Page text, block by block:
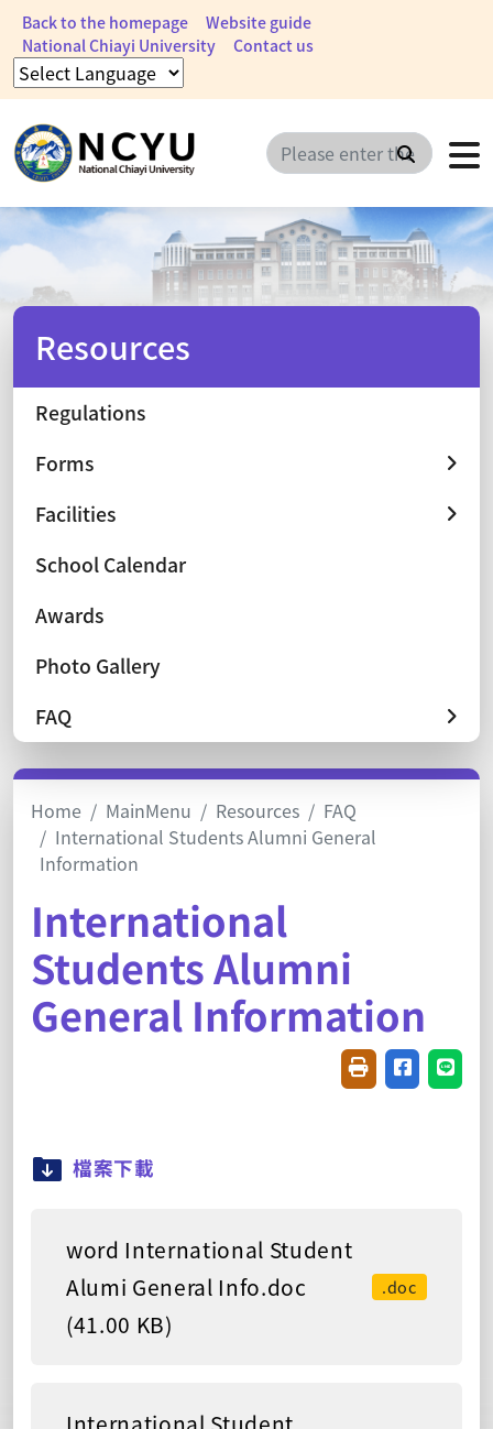
Back to the homepage
Website guide
National Chiayi University
Contact us
Search
Resources
Regulations
Forms
Facilities
School Calendar
Awards
Photo Gallery
FAQ
Home MainMenu Resources
FAQ
International Students Alumni General
Information
International
Students Alumni
General Information
FriendlyShare on
檔案下載
word International Student
Alumi General Info.doc
(41.00 KB)
.doc